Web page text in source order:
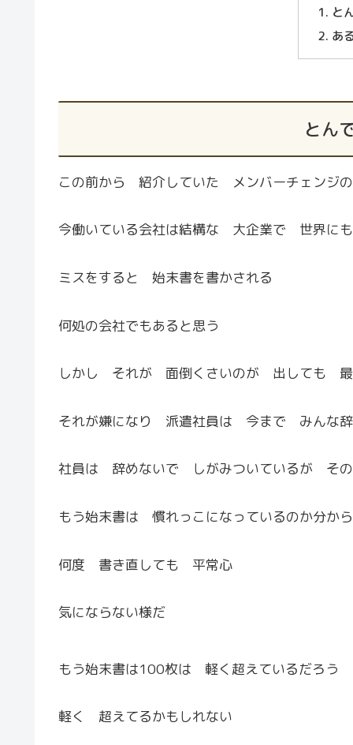
と
あ
とん
この前から 紹介していた メンバーチェンジ
今働いている会社は結構な 大企業で 世界に
ミスをすると 始末書を書かされる
何処の会社でもあると思う
しかし それが 面倒くさいのが 出しても 最
それが嫌になり 派遣社員は 今まで みんな辞
社員は 辞めないで しがみついているが そ
もう始末書は 慣れっこになっているのか分か
何度 書き直しても 平常心
気にならない様だ
もう始末書は100枚は 軽く超えているだろ
軽く 超えてるかもしれない